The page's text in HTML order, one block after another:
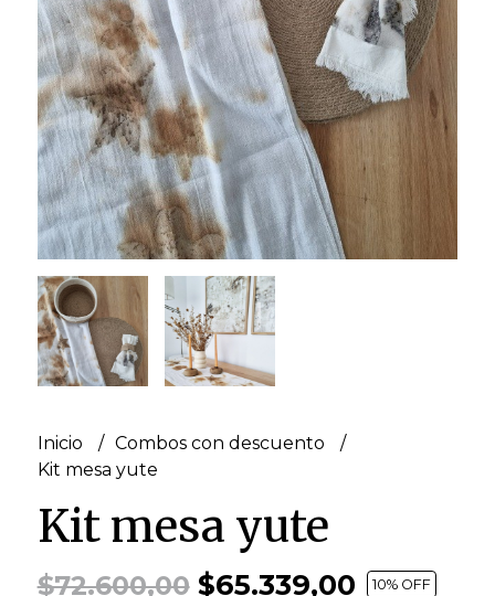
Inicio
Combos con descuento
Kit mesa yute
Kit mesa yute
$72.600,00$65.339,00 10% OFF